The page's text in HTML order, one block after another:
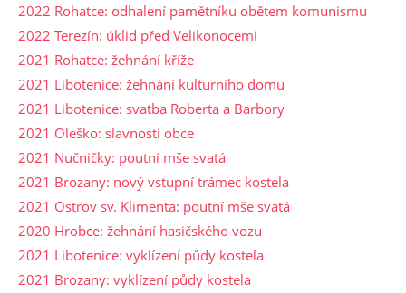
2022 Rohatce: odhalení pamětníku obětem komunismu
2022 Terezín: úklid před Velikonocemi
2021 Rohatce: žehnání kříže
2021 Libotenice: žehnání kulturního domu
2021 Libotenice: svatba Roberta a Barbory
2021 Oleško: slavnosti obce
2021 Nučničky: poutní mše svatá
2021 Brozany: nový vstupní trámec kostela
2021 Ostrov sv. Klimenta: poutní mše svatá
2020 Hrobce: žehnání hasičského vozu
2021 Libotenice: vyklízení půdy kostela
2021 Brozany: vyklízení půdy kostela